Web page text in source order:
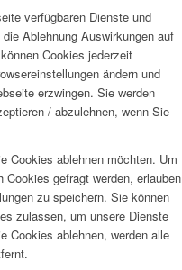
verfügbaren Dienste und
Ablehnung Auswirkungen auf
Cookies jederzeit
ändern und
erzwingen. Sie werden
/ abzulehnen, wenn Sie
Cookies ablehnen möchten. Um
gefragt werden, erlauben
zu speichern. Sie können
zulassen, um unsere Dienste
Cookies ablehnen, werden alle